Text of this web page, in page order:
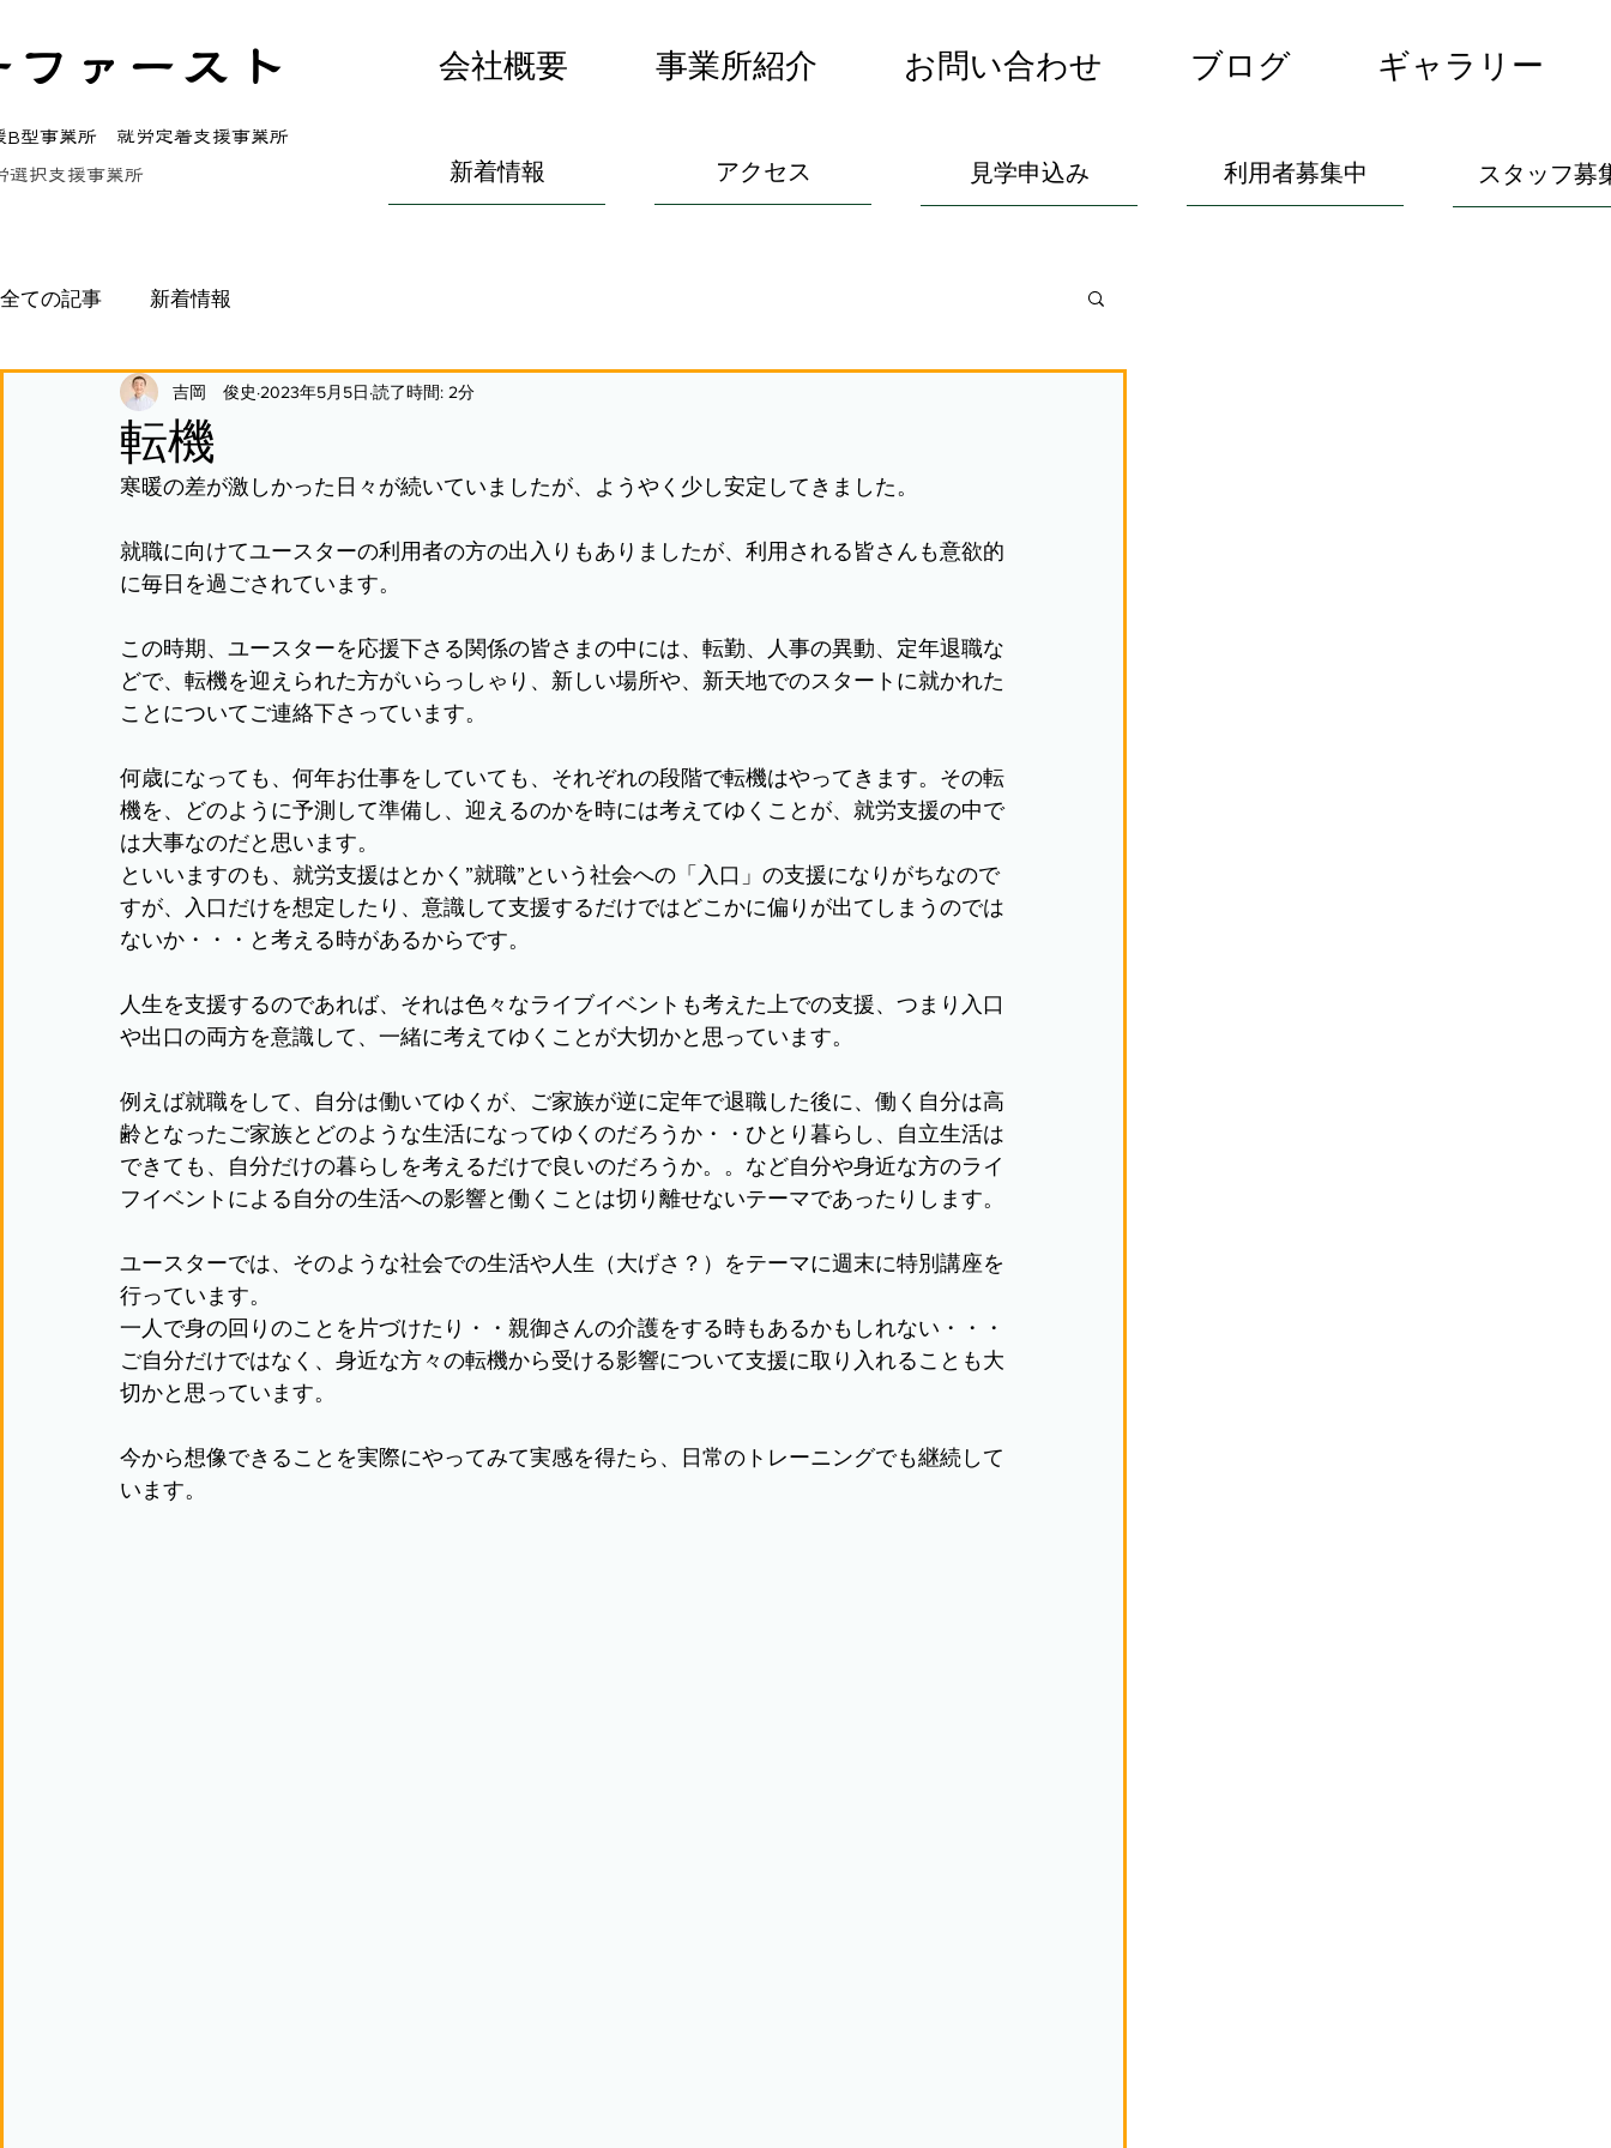
ァースト
型事業所 就労定着支援事業所
択支援事業所
会社概要 事業所紹介 お問い合わせ ブログ ギャラリー
新着情報 アクセス 見学申込み 利用者募集中 スタッフ募
全ての記事 新着情報
転機
吉岡 俊史 2023年5月5日 読了時間: 2分
寒暖の差が激しかった日々が続いていましたが、ようやく少し安定してきました。
就職に向けてユースターの利用者の方の出入りもありましたが、利用される皆さんも意欲的
に毎日を過ごされています。
この時期、ユースターを応援下さる関係の皆さまの中には、転勤、人事の異動、定年退職な
どで、転機を迎えられた方がいらっしゃり、新しい場所や、新天地でのスタートに就かれた
ことについてご連絡下さっています。
何歳になっても、何年お仕事をしていても、それぞれの段階で転機はやってきます。その転
機を、どのように予測して準備し、迎えるのかを時には考えてゆくことが、就労支援の中で
は大事なのだと思います。
といいますのも、就労支援はとかく”就職”という社会への「入口」の支援になりがちなので
すが、入口だけを想定したり、意識して支援するだけではどこかに偏りが出てしまうのでは
ないか・・・と考える時があるからです。
人生を支援するのであれば、それは色々なライブイベントも考えた上での支援、つまり入口
や出口の両方を意識して、一緒に考えてゆくことが大切かと思っています。
例えば就職をして、自分は働いてゆくが、ご家族が逆に定年で退職した後に、働く自分は高
齢となったご家族とどのような生活になってゆくのだろうか・・ひとり暮らし、自立生活は
できても、自分だけの暮らしを考えるだけで良いのだろうか。。など自分や身近な方のライ
フイベントによる自分の生活への影響と働くことは切り離せないテーマであったりします。
ユースターでは、そのような社会での生活や人生（大げさ？）をテーマに週末に特別講座を
行っています。
一人で身の回りのことを片づけたり・・親御さんの介護をする時もあるかもしれない・・・
ご自分だけではなく、身近な方々の転機から受ける影響について支援に取り入れることも大
切かと思っています。
今から想像できることを実際にやってみて実感を得たら、日常のトレーニングでも継続して
います。